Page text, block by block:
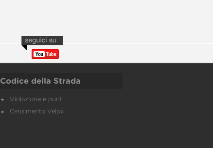
Codice della Strada
Violazione e punti
Censimento Velox